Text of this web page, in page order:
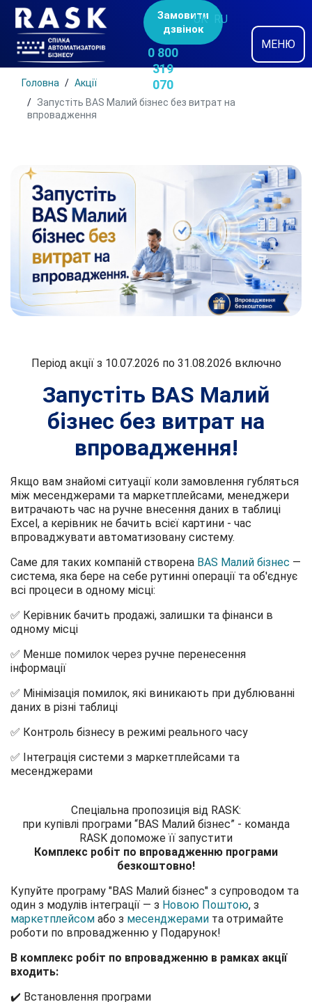
Замовити
дзвінок
0 800
319
070
UK RU
МЕНЮ
Головна
Акції
Запустіть BAS Малий бізнес без витрат на
впровадження
Період акції з 10.07.2026 по 31.08.2026 включно
Запустіть BAS Малий
бізнес без витрат на
впровадження!
Якщо вам знайомі ситуації коли замовлення губляться
між месенджерами та маркетплейсами, менеджери
витрачають час на ручне внесення даних в таблиці
Excel, а керівник не бачить всієї картини - час
впроваджувати автоматизовану систему.
Саме для таких компаній створена BAS Малий бізнес —
система, яка бере на себе рутинні операції та об'єднує
всі процеси в одному місці:
✅ Керівник бачить продажі, залишки та фінанси в
одному місці
✅ Менше помилок через ручне перенесення
інформації
✅ Мінімізація помилок, які виникають при дублюванні
даних в різні таблиці
✅ Контроль бізнесу в режимі реального часу
✅ Інтеграція системи з маркетплейсами та
месенджерами
Спеціальна пропозиція від RASK:
при купівлі програми “BAS Малий бізнес” - команда
RASK допоможе її запустити
Комплекс робіт по впровадженню програми
безкоштовно!
Купуйте програму "BAS Малий бізнес" з супроводом та
один з модулів інтеграції — з Новою Поштою, з
маркетплейсом або з месенджерами та отримайте
роботи по впровадженню у Подарунок!
В комплекс робіт по впровадженню в рамках акції
входить:
✔️ Встановлення програми